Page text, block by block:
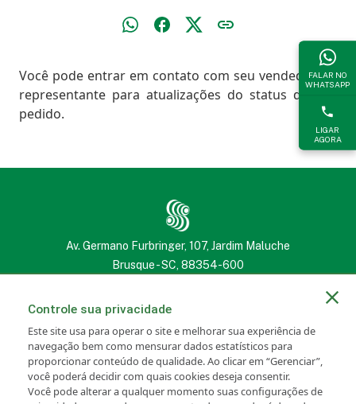
Você pode entrar em contato com seu vendedor ou
representante para atualizações do status do seu
pedido.
Av. Germano Furbringer, 107, Jardim Maluche
Brusque - SC, 88354-600
Portal SANCRIS Newsletter
FALAR NO
WHATSAPP
LIGAR
AGORA
Controle sua privacidade
Este site usa para operar o site e melhorar sua experiência de
navegação bem como mensurar dados estatísticos para
proporcionar conteúdo de qualidade. Ao clicar em “Gerenciar”,
você poderá decidir com quais cookies deseja consentir.
Você pode alterar a qualquer momento suas configurações de